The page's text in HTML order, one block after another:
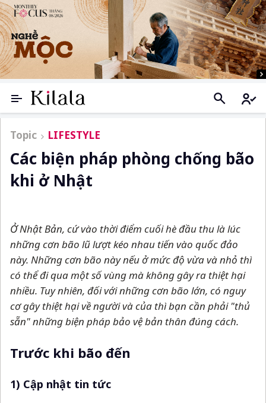
Topic LIFESTYLE
Các biện pháp phòng chống bão
khi ở Nhật
Ở Nhật Bản, cứ vào thời điểm cuối hè đầu thu là lúc
những cơn bão lũ lượt kéo nhau tiến vào quốc đảo
này. Những cơn bão này nếu ở mức độ vừa và nhỏ thì
có thể đi qua một số vùng mà không gây ra thiệt hại
nhiều. Tuy nhiên, đối với những cơn bão lớn, có nguy
cơ gây thiệt hại về người và của thì bạn cần phải "thủ
sẵn" những biện pháp bảo vệ bản thân đúng cách.
Trước khi bão đến
1) Cập nhật tin tức